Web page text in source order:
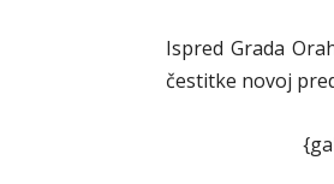
Ispred Grada
čestitke novoj